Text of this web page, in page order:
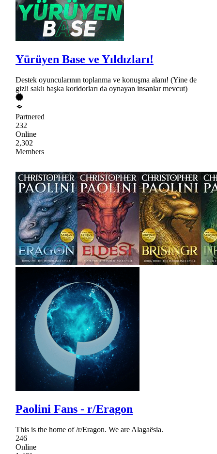
Yürüyen Base ve Yıldızları!
Destek oyuncularının toplanma ve konuşma alanı! (Yine de
gizli saklı başka koridorları da oynayan insanlar mevcut)
Partnered
232
Online
2,302
Members
Paolini Fans - r/Eragon
This is the home of /r/Eragon. We are Alagaësia.
246
Online